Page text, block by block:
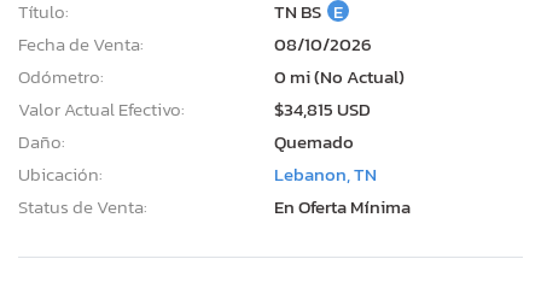
Título:
TN BS E
Fecha de Venta:
08/10/2026
Odómetro:
0 mi (No Actual)
Valor Actual Efectivo:
$34,815 USD
Daño:
Quemado
Ubicación:
Lebanon, TN
Status de Venta:
En Oferta Mínima